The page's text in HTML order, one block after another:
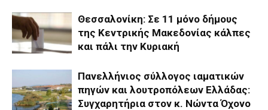
Θεσσαλονίκη: Σε 11 μόνο δήμους
της Κεντρικής Μακεδονίας κάλπες
και πάλι την Κυριακή
Πανελλήνιος σύλλογος ιαματικών
πηγών και λουτροπόλεων Ελλάδας:
Συγχαρητήρια στον κ. Νώντα Όχονο